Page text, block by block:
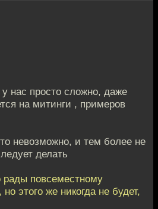
нас просто сложно, даже
на митинги , примеров
невозможно, и тем более не
делать
повсеместному
этого же никогда не будет,